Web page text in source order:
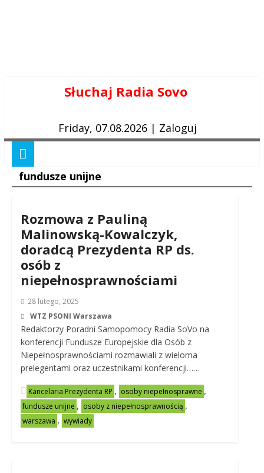
Słuchaj Radia Sovo
Friday, 07.08.2026 | Zaloguj
fundusze unijne
Rozmowa z Pauliną
Malinowską-Kowalczyk,
doradcą Prezydenta RP ds.
osób z
niepełnosprawnościami
28 lutego, 2025
WTZ PSONI Warszawa
Redaktorzy Poradni Samopomocy Radia SoVo na
konferencji Fundusze Europejskie dla Osób z
Niepełnosprawnościami rozmawiali z wieloma
prelegentami oraz uczestnikami konferencji……
Kancelaria Prezydenta RP , osoby niepełnosprawne ,
fundusze unijne , osoby z niepełnosprawnością ,
warszawa , wywiady